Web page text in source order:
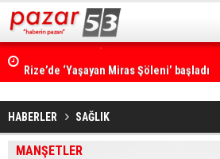
Rize’de ‘Yaşayan Miras Şöleni’ başladı
HABERLER SAĞLIK
MANŞETLER